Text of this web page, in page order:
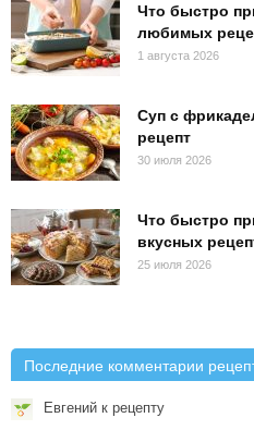
Что быстро
любимых
1 августа 2026
Суп с
рецепт
30 июля 2026
Что быстро
вкусных
25 июля 2026
Последние комментарии
Евгений к рецепту